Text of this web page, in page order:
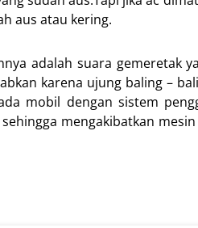
aus atau kering.
adalah suara gemeretak
karena ujung baling –
mobil dengan sistem
mengakibatkan